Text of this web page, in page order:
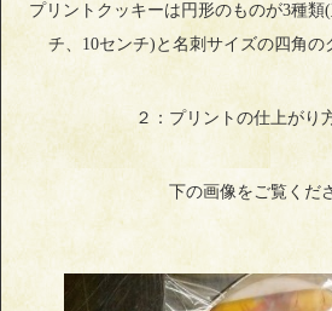
プリントクッキーは円形のものが3種類
チ、10センチ)と名刺サイズの四角の
２：プリントの仕上がり
下の画像をご覧くだ